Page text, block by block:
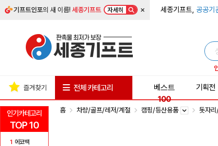
기프트인포의 새 이름!세종기프트 자세히 × 세종기프트, 공공기
인기카테고리
TOP 10
1 에코백
즐겨찾기 전체 카테고리
베스트
100
기획전
홈 차량/골프/레저/계절 캠핑/등산용품 돗자